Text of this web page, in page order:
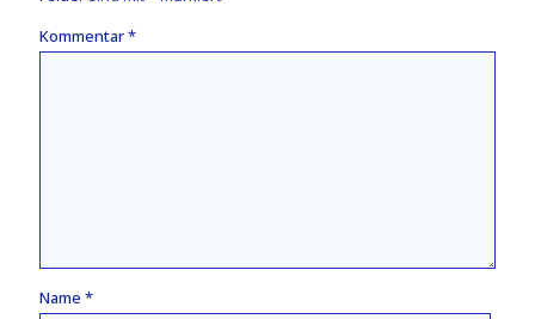
Kommentar*
Name *